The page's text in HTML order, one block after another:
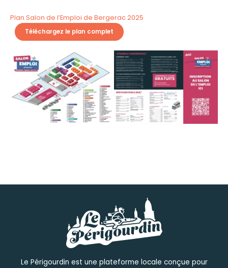
Plan Salon de l’Emploi de Bergerac 2025
Téléchargez le plan complet
Le Périgourdin est une plateforme locale conçue pour